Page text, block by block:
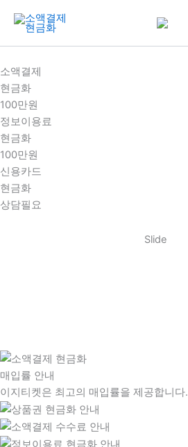
건
너
뛰
기
소액결제
현금화
100만원
정보이용료
현금화
100만원
신용카드
현금화
상담필요
Slide
매입률 안내
이지티켓은 최고의 매입률을 제공합니다.